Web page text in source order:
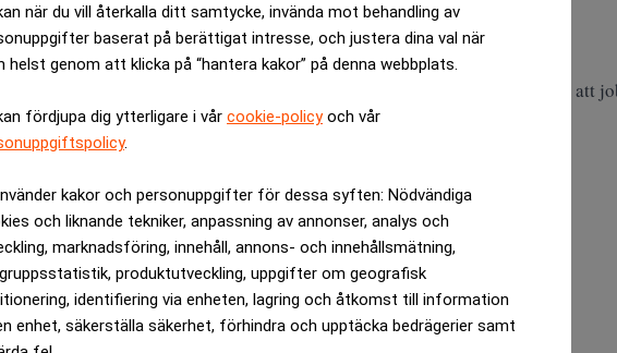
när du vill återkalla ditt samtycke, invända mot behandling av
baserat på berättigat intresse, och justera dina val när
helst genom att klicka på “hantera kakor” på denna webbplats.
fördjupa dig ytterligare i vår cookie-policyoch vår
.
kakor och personuppgifter för dessa syften: Nödvändiga
och liknande tekniker, anpassning av annonser, analys och
marknadsföring, innehåll, annons- och innehållsmätning,
produktutveckling, uppgifter om geografisk
identifiering via enheten, lagring och åtkomst till information
enhet, säkerställa säkerhet, förhindra och upptäcka bedrägerier samt
personligt plan.
, som köpte hus och lånade 2,9 miljoner kronor för att
landet inom tre månader.
Canotill SVT
i Northvolt: ”Inte bra investering”. E55
ANNONS